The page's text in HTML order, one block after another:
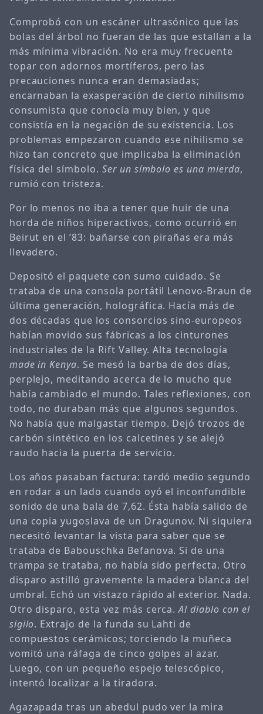
Comprobó con un escáner ultrasónico que las
bolas del árbol no fueran de las que estallan a la
más mínima vibración. No era muy frecuente
topar con adornos mortíferos, pero las
precauciones nunca eran demasiadas;
encarnaban la exasperación de cierto nihilismo
consumista que conocía muy bien, y que
consistía en la negación de su existencia. Los
problemas empezaron cuando ese nihilismo se
hizo tan concreto que implicaba la eliminación
física del símbolo. Ser un símbolo es una mierda,
rumió con tristeza.
Por lo menos no iba a tener que huir de una
horda de niños hiperactivos, como ocurrió en
Beirut en el ’83: bañarse con pirañas era más
llevadero.
Depositó el paquete con sumo cuidado. Se
trataba de una consola portátil Lenovo-Braun de
última generación, holográfica. Hacía más de
dos décadas que los consorcios sino-europeos
habían movido sus fábricas a los cinturones
industriales de la Rift Valley. Alta tecnología
made in Kenya. Se mesó la barba de dos días,
perplejo, meditando acerca de lo mucho que
había cambiado el mundo. Tales reflexiones, con
todo, no duraban más que algunos segundos.
No había que malgastar tiempo. Dejó trozos de
carbón sintético en los calcetines y se alejó
raudo hacia la puerta de servicio.
Los años pasaban factura: tardó medio segundo
en rodar a un lado cuando oyó el inconfundible
sonido de una bala de 7,62. Ésta había salido de
una copia yugoslava de un Dragunov. Ni siquiera
necesitó levantar la vista para saber que se
trataba de Babouschka Befanova. Si de una
trampa se trataba, no había sido perfecta. Otro
disparo astilló gravemente la madera blanca del
umbral. Echó un vistazo rápido al exterior. Nada.
Otro disparo, esta vez más cerca.Al diablo con el
sigilo. Extrajo de la funda su Lahti de
compuestos cerámicos; torciendo la muñeca
vomitó una ráfaga de cinco golpes al azar.
Luego, con un pequeño espejo telescópico,
intentó localizar a la tiradora.
Agazapada tras un abedul pudo ver la mira